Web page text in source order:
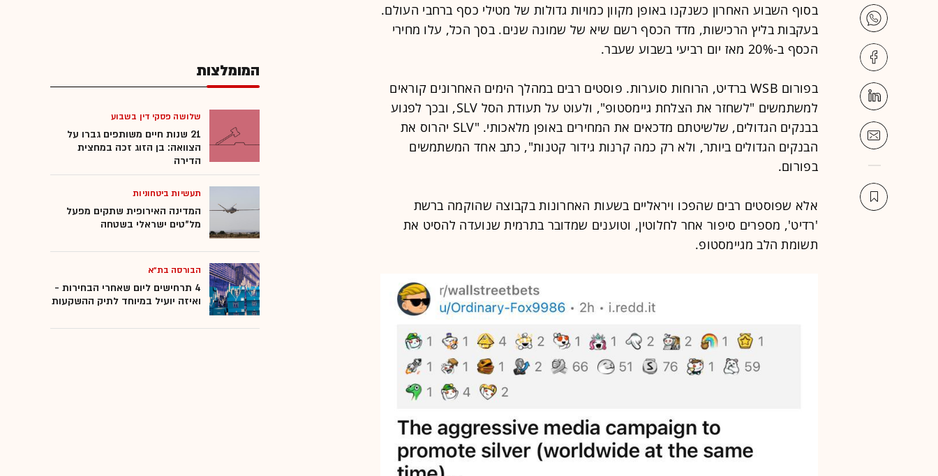
בסוף השבוע האחרון כשנקנו באופן מקוון כמויות גדולות של מטילי כסף ברחבי העולם.
בעקבות בליץ הרכישות, מדד הכסף רשם שיא של שמונה שנים. בסך הכל, עלו מחירי
הכסף ב-20% מאז יום רביעי בשבוע שעבר.
בפורום WSB ברדיט, הרוחות סוערות. פוסטים רבים במהלך הימים האחרונים קוראים
למשתמשים "לשחזר את הצלחת גיימסטופ", ולעוט על תעודת הסל SLV, ובכך לפגוע
בבנקים הגדולים, שלשיטתם מדכאים את המחירים באופן מלאכותי. "SLV יהרוס את
הבנקים הגדולים ביותר, ולא רק כמה קרנות גידור קטנות", כתב אחד המשתמשים
בפורום.
אלא שפוסטים רבים שהפכו ויראליים בשעות האחרונות בקבוצה שהוקמה ברשת
'רדיט', מספרים סיפור אחר לחלוטין, וטוענים שמדובר בתרמית שנועדה להסיט את
תשומת הלב מגיימסטופ.
המומלצות
שלושה פסקי דין בשבוע
21 שנות חיים משותפים גברו על
הצוואה: בן הזוג זכה במחצית
הדירה
תעשיות ביטחוניות
המדינה האירופית שתקים מפעל
מל"טים ישראלי בשטחה
הבורסה בת"א
4 תרחישים ליום שאחרי הבחירות -
ואיזה יועיל במיוחד לתיק ההשקעות